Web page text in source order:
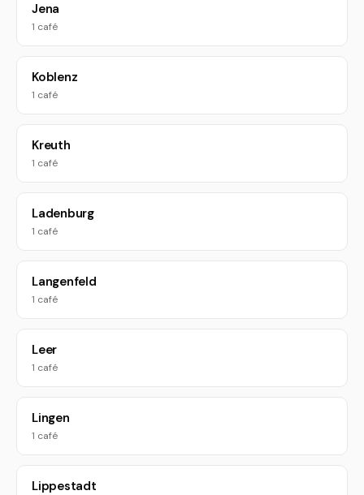
Jena
1 café
Koblenz
1 café
Kreuth
1 café
Ladenburg
1 café
Langenfeld
1 café
Leer
1 café
Lingen
1 café
Lippestadt